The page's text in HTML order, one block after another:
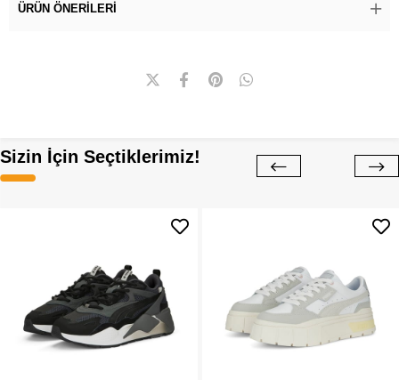
ÜRÜN ÖNERILERI
Sizin İçin Seçtiklerimiz!